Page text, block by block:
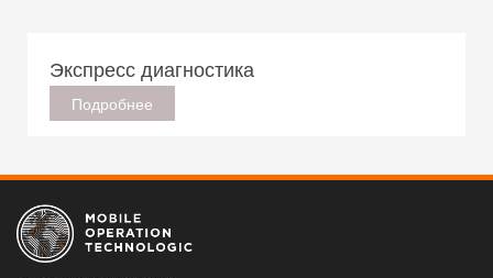
Экспресс диагностика
Подробнее